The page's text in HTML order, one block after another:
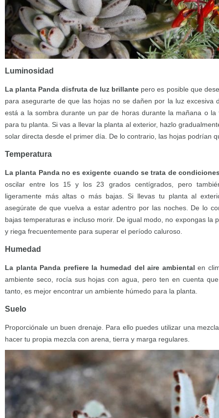
Luminosidad
La planta Panda disfruta de luz brillante pero es posible que
para asegurarte de que las hojas no se dañen por la luz excesiva
está a la sombra durante un par de horas durante la mañana o
para tu planta. Si vas a llevar la planta al exterior, hazlo
solar directa desde el primer día. De lo contrario, las hojas podrían
Temperatura
La planta Panda no es exigente cuando se trata de
oscilar entre los 15 y los 23 grados centígrados, pero
ligeramente más altas o más bajas. Si llevas tu planta al
asegúrate de que vuelva a estar adentro por las noches. De lo
bajas temperaturas e incluso morir. De igual modo, no expongas la
y riega frecuentemente para superar el período caluroso.
Humedad
La planta Panda prefiere la humedad del aire ambiental en
ambiente seco, rocía sus hojas con agua, pero ten en cuenta
tanto, es mejor encontrar un ambiente húmedo para la planta.
Suelo
Proporciónale un buen drenaje. Para ello puedes utilizar una
hacer tu propia mezcla con arena, tierra y marga regulares.